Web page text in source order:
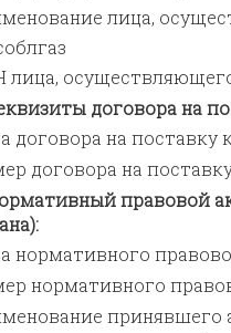
лица,
лица,
договора на
договора на поставку
договора на
правовой
нормативного
нормативного
принявшего